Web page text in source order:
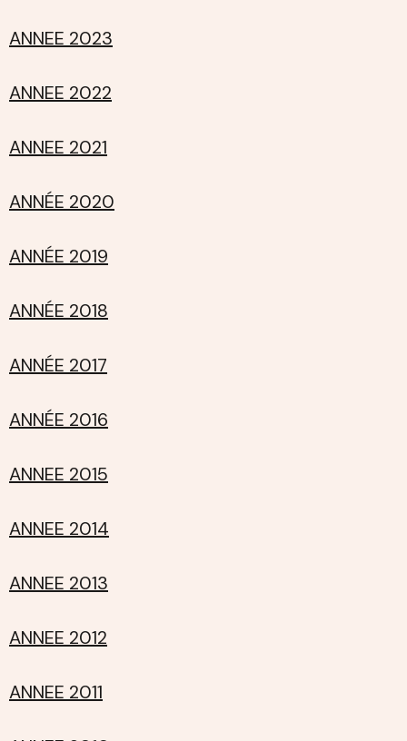
ANNEE 2023
ANNEE 2022
ANNEE 2021
ANNÉE 2020
ANNÉE 2019
ANNÉE 2018
ANNÉE 2017
ANNÉE 2016
ANNEE 2015
ANNEE 2014
ANNEE 2013
ANNEE 2012
ANNEE 2011